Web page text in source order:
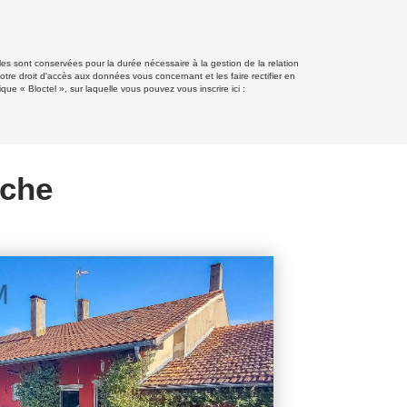
sont conservées pour la durée nécessaire à la gestion de la relation
droit d'accès aux données vous concernant et les faire rectifier en
« Bloctel », sur laquelle vous pouvez vous inscrire ici :